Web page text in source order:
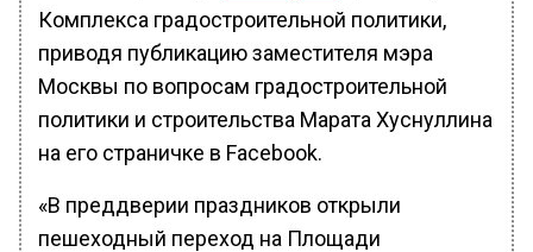
Комплекса градостроительной политики,
приводя публикацию заместителя мэра
Москвы по вопросам градостроительной
политики и строительства Марата Хуснуллина
на его страничке в Facebook.
«В преддверии праздников открыли
пешеходный переход на Площади